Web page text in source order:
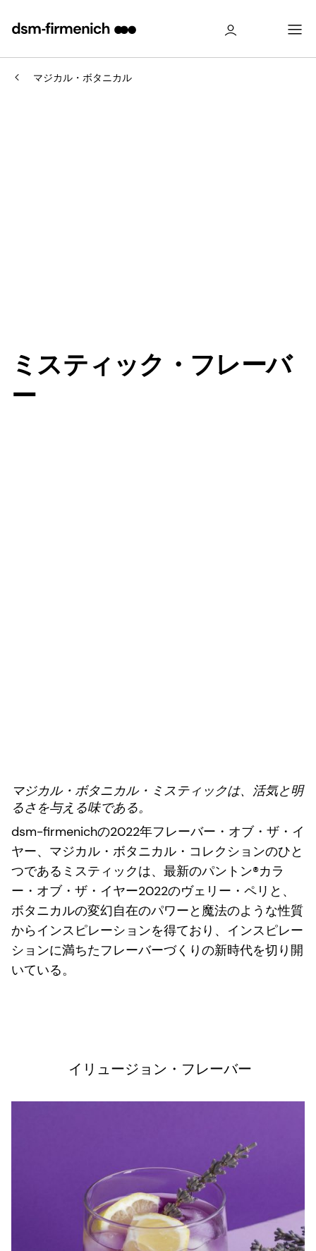
マジカル・ボタニカル
ミスティック・フレーバ
ー
マジカル・ボタニカル・ミスティックは、活気と明
るさを与える味である。
dsm-firmenichの2022年フレーバー・オブ・ザ・イ
ヤー、マジカル・ボタニカル・コレクションのひと
つであるミスティックは、最新のパントン®カラ
ー・オブ・ザ・イヤー2022のヴェリー・ペリと、
ボタニカルの変幻自在のパワーと魔法のような性質
からインスピレーションを得ており、インスピレー
ションに満ちたフレーバーづくりの新時代を切り開
いている。
イリュージョン・フレーバー